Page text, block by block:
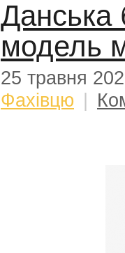
Данська
модель
25 травня
Фахівцю